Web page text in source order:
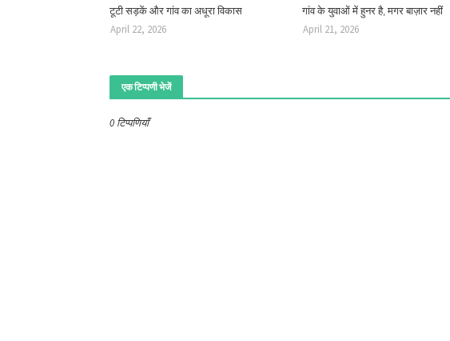
टूटी सड़कें और गांव का अधूरा विकास
April 22, 2026
गांव के युवाओं में हुनर है, मगर बाज़ार नहीं
April 21, 2026
एक टिप्पणी भेजें
0 टिप्पणियाँ